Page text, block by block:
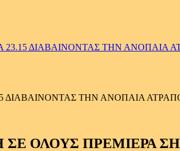
ΔΙΑΒΑΙΝΟΝΤΑΣ ΤΗΝ ΑΝΟΠΑΙΑ
ΤΗΝ ΑΝΟΠΑΙΑ ΑΤΡΑΠΟ